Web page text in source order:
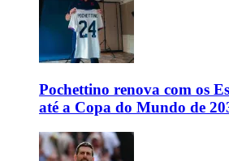
Pochettino renova com os
até a Copa do Mundo de